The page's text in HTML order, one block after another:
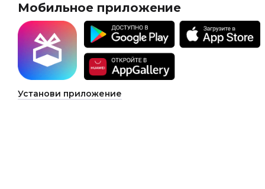
Мобильное приложение
Установи приложение